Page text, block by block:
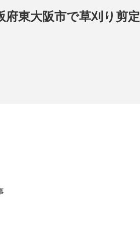
府東大阪市で草刈り剪